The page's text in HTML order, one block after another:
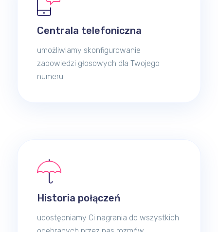
Centrala telefoniczna
umożliwiamy skonfigurowanie
zapowiedzi głosowych dla Twojego
numeru.
Historia połączeń
udostępniamy Ci nagrania do wszystkich